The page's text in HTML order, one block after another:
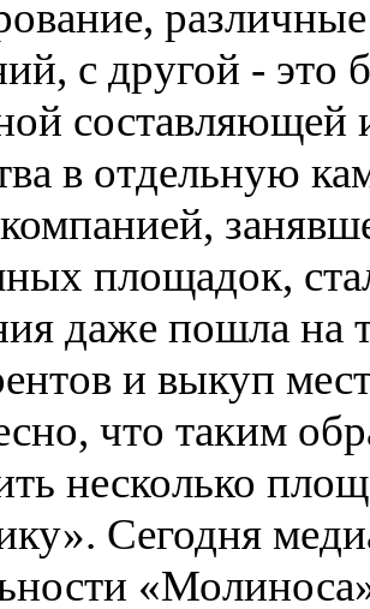
с другой -
составляющей
в отдельную
площадок,
даже пошла на
и выкуп
что таким
несколько
Сегодня